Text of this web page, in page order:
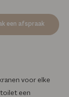
een afspraak
voor elke
toilet een